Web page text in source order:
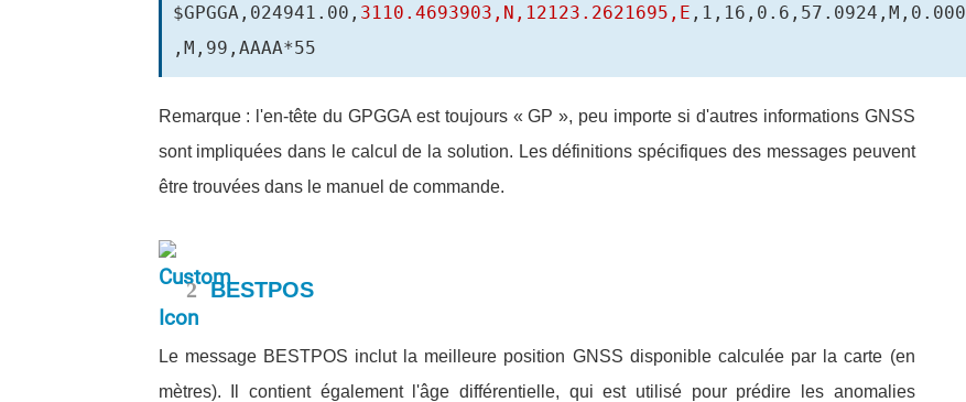
$GPGGA,024941.00, 3110.4693903,N,12123.2621695,E ,1,16,0.6,57.0924,M,0.000
,M,99,AAAA*55
Remarque : l'en-tête du GPGGA est toujours « GP », peu importe si d'autres informations GNSS
sont impliquées dans le calcul de la solution. Les définitions spécifiques des messages peuvent
être trouvées dans le manuel de commande.
2 BESTPOS
Le message BESTPOS inclut la meilleure position GNSS disponible calculée par la carte (en
mètres). Il contient également l'âge différentielle, qui est utilisé pour prédire les anomalies